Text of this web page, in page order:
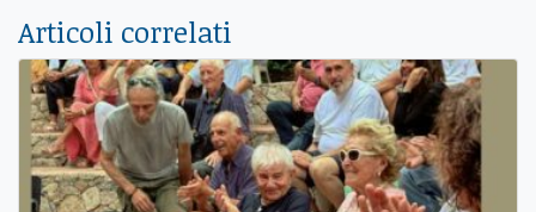
Articoli correlati